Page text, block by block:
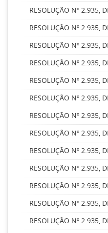
RESOLUÇÃO Nº 2.935,
RESOLUÇÃO Nº 2.935,
RESOLUÇÃO Nº 2.935,
RESOLUÇÃO Nº 2.935,
RESOLUÇÃO Nº 2.935,
RESOLUÇÃO Nº 2.935,
RESOLUÇÃO Nº 2.935,
RESOLUÇÃO Nº 2.935,
RESOLUÇÃO Nº 2.935,
RESOLUÇÃO Nº 2.935,
RESOLUÇÃO Nº 2.935,
RESOLUÇÃO Nº 2.935,
RESOLUÇÃO Nº 2.935,